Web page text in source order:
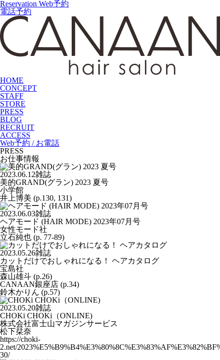
Reservation Web予約
電話予約
HOME
CONCEPT
STAFF
STORE
PRESS
BLOG
RECRUIT
ACCESS
Web予約 / お電話
PRESS
お仕事情報
2023.06.12雑誌
美的GRAND(グラン) 2023 夏号
小学館
井上博美 (p.130, 131)
2023.06.03雑誌
ヘアモード (HAIR MODE) 2023年07月号
女性モード社
立石純也 (p. 77-89)
2023.05.26雑誌
カットだけでおしゃれになる！ ヘアカタログ
宝島社
森山雄斗 (p.26)
CANAAN銀座店 (p.34)
鈴木かりん (p.57)
2023.05.20雑誌
CHOKi CHOKi（ONLINE)
株式会社富士山マガジンサービス
松下栞奈
https://choki-
2.net/
30/